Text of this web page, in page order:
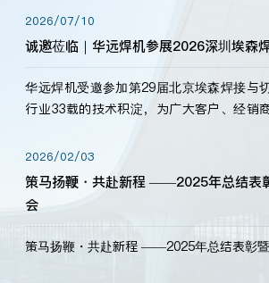
标准，持之以恒研发新产品、新技术。新
海内外客户为目睹公司发布的新产…
2026/07/10
诚邀莅临｜华远焊机参展2026深圳埃森
华远焊机受邀参加第29届北京埃森焊接与
行业33载的技术积淀，为广大客户、经销
2026/02/03
策马扬鞭・共赴新程 ——2025年总结表
会
策马扬鞭・共赴新程 ——2025年总结表彰